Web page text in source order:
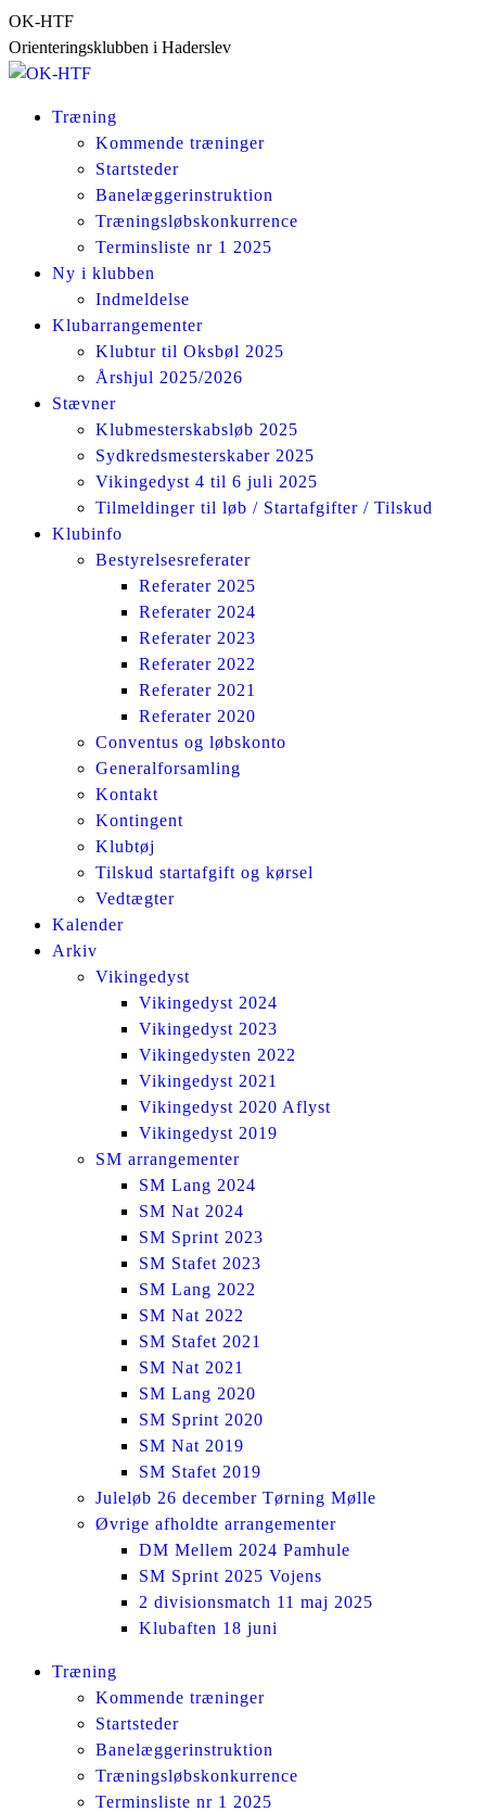
Skip
to
content
OK-HTF
Orienteringsklubben i Haderslev
Træning
Kommende træninger
Startsteder
Banelæggerinstruktion
Træningsløbskonkurrence
Terminsliste nr 1 2025
Ny i klubben
Indmeldelse
Klubarrangementer
Klubtur til Oksbøl 2025
Årshjul 2025/2026
Stævner
Klubmesterskabsløb 2025
Sydkredsmesterskaber 2025
Vikingedyst 4 til 6 juli 2025
Tilmeldinger til løb / Startafgifter / Tilskud
Klubinfo
Bestyrelsesreferater
Referater 2025
Referater 2024
Referater 2023
Referater 2022
Referater 2021
Referater 2020
Conventus og løbskonto
Generalforsamling
Kontakt
Kontingent
Klubtøj
Tilskud startafgift og kørsel
Vedtægter
Kalender
Arkiv
Vikingedyst
Vikingedyst 2024
Vikingedyst 2023
Vikingedysten 2022
Vikingedyst 2021
Vikingedyst 2020 Aflyst
Vikingedyst 2019
SM arrangementer
SM Lang 2024
SM Nat 2024
SM Sprint 2023
SM Stafet 2023
SM Lang 2022
SM Nat 2022
SM Stafet 2021
SM Nat 2021
SM Lang 2020
SM Sprint 2020
SM Nat 2019
SM Stafet 2019
Juleløb 26 december Tørning Mølle
Øvrige afholdte arrangementer
DM Mellem 2024 Pamhule
SM Sprint 2025 Vojens
2 divisionsmatch 11 maj 2025
Klubaften 18 juni
Facebook
InstagramTræning
Kommende træninger
Startsteder
Banelæggerinstruktion
Træningsløbskonkurrence
Terminsliste nr 1 2025